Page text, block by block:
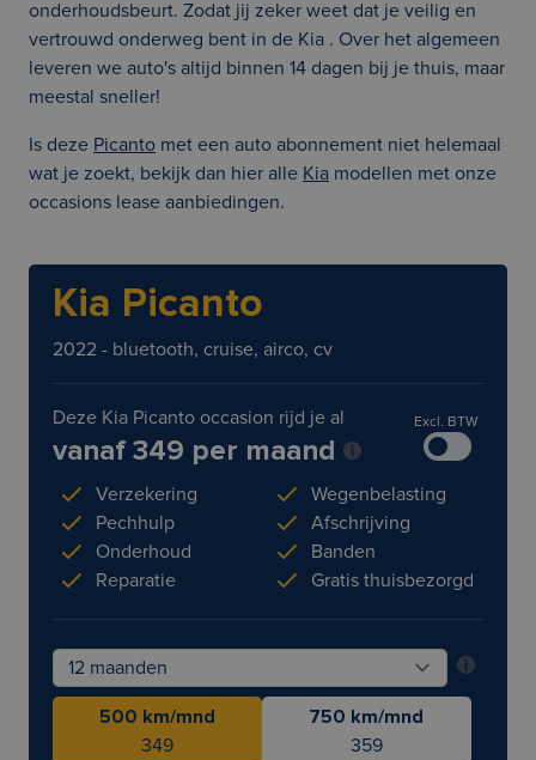
onderhoudsbeurt. Zodat jij zeker weet dat je veilig en
vertrouwd onderweg bent in de Kia . Over het algemeen
leveren we auto's altijd binnen 14 dagen bij je thuis, maar
meestal sneller!
Is deze Picanto met een auto abonnement niet helemaal
wat je zoekt, bekijk dan hier alle Kia modellen met onze
occasions lease aanbiedingen.
Kia Picanto
2022 - bluetooth, cruise, airco, cv
Deze Kia Picanto occasion rijd je al
vanaf 349 per maand
Excl. BTW
Verzekering
Pechhulp
Onderhoud
Reparatie
Wegenbelasting
Afschrijving
Banden
Gratis thuisbezorgd
500 km/mnd
349
750 km/mnd
359